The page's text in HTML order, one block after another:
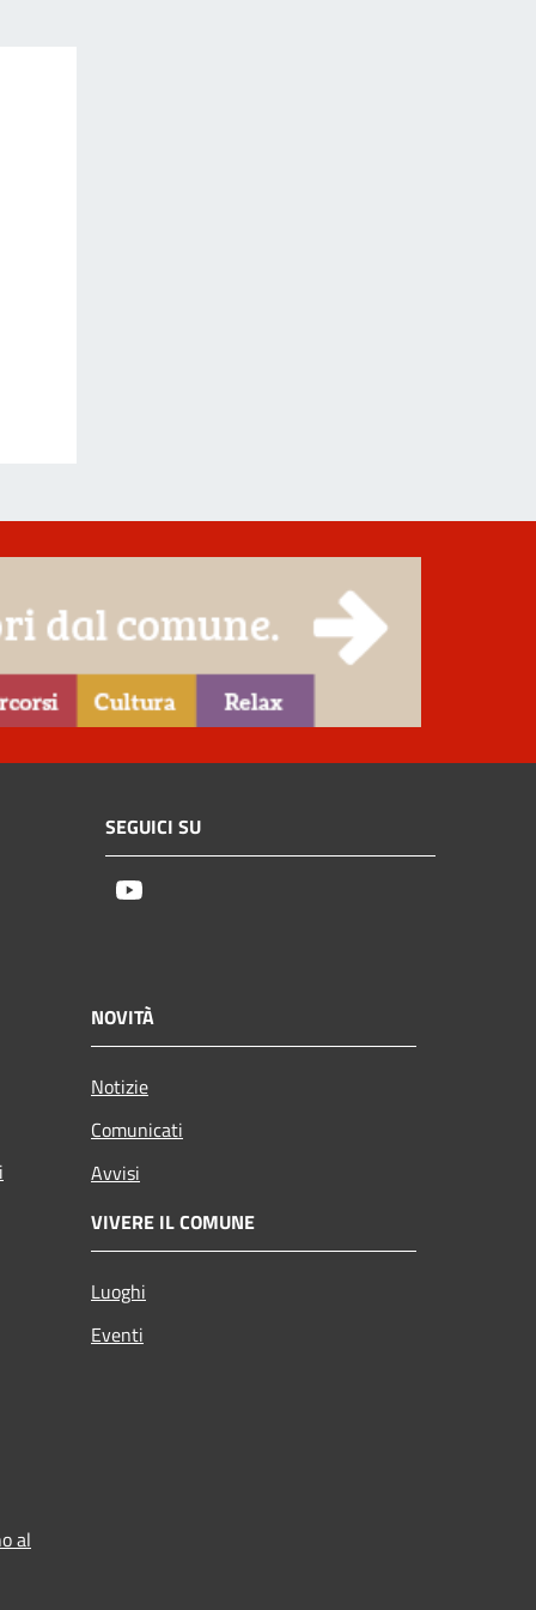
SEGUICI SU
NOVITÀ
Notizie
Comunicati
Avvisi
VIVERE IL COMUNE
Luoghi
Eventi
al